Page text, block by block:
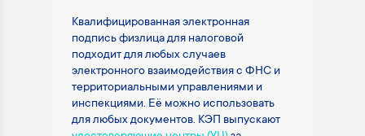
Квалифицированная электронная
подпись физлица для налоговой
подходит для любых случаев
электронного взаимодействия с ФНС и
территориальными управлениями и
инспекциями. Её можно использовать
для любых документов. КЭП выпускают